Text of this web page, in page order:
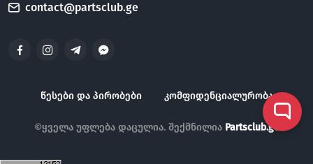
contact@partsclub.ge
წესები და პირობები კომფიდენციალურობა
©ყველა უფლება დაცულია. შექმნილია Partsclub.ge